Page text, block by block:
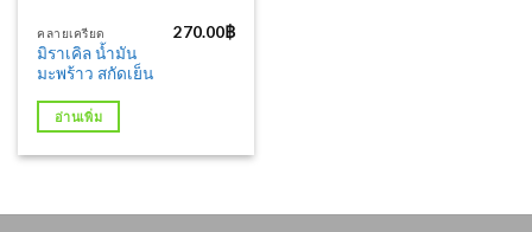
คลายเครียด
มิราเคิล น้ำมัน
มะพร้าว สกัดเย็น
270.00฿
อ่านเพิ่ม